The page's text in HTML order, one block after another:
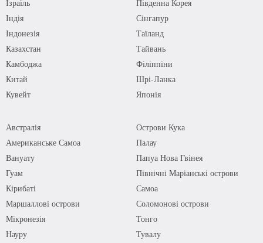
Ізраїль
Індія
Індонезія
Казахстан
Камбоджа
Китай
Кувейт
Південна Корея
Сінгапур
Таїланд
Тайвань
Філіппіни
Шрі-Ланка
Японія
Австралія
Американське Самоа
Вануату
Гуам
Кірибаті
Маршаллові острови
Мікронезія
Науру
Острови Кука
Палау
Папуа Нова Гвінея
Північні Маріанські острови
Самоа
Соломонові острови
Тонго
Тувалу